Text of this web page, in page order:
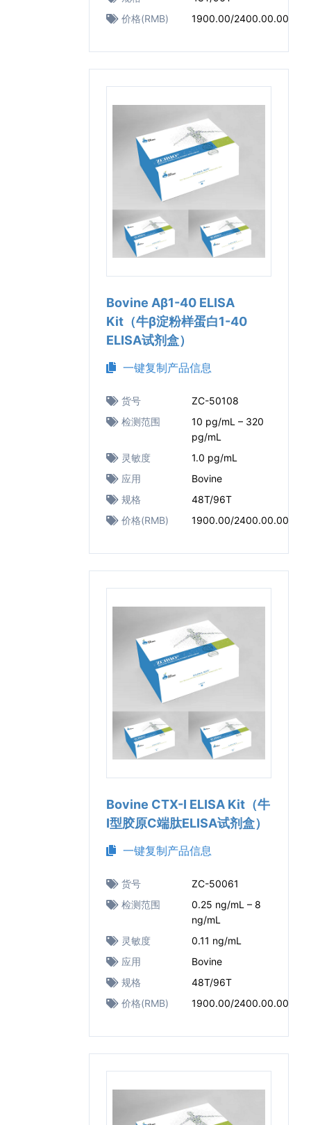
价格(RMB)
1900.00/2400.00.00
Bovine Aβ1-40 ELISA
Kit（牛β淀粉样蛋白1-40
ELISA试剂盒）
一键复制产品信息
货号
ZC-50108
检测范围
10 pg/mL – 320
pg/mL
灵敏度
1.0 pg/mL
应用
Bovine
规格
48T/96T
价格(RMB)
1900.00/2400.00.00
Bovine CTX-Ⅰ ELISA Kit（牛
Ⅰ型胶原C端肽ELISA试剂盒）
一键复制产品信息
货号
ZC-50061
检测范围
0.25 ng/mL – 8
ng/mL
灵敏度
0.11 ng/mL
应用
Bovine
规格
48T/96T
价格(RMB)
1900.00/2400.00.00